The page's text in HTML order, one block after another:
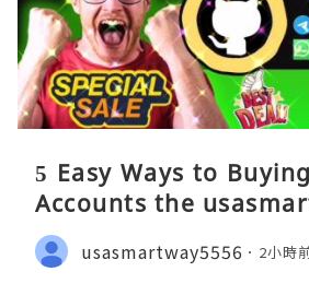
5 Easy Ways to
Accounts the
usasmartway5556 2小時